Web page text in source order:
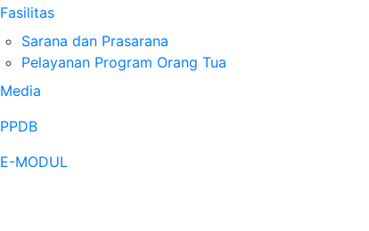
Fasilitas
Sarana dan Prasarana
Pelayanan Program Orang Tua
Media
PPDB
E-MODUL